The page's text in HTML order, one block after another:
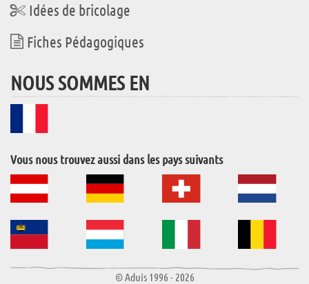
Idées de bricolage
Fiches Pédagogiques
NOUS SOMMES EN
Vous nous trouvez aussi dans les pays suivants
© Aduis 1996 - 2026